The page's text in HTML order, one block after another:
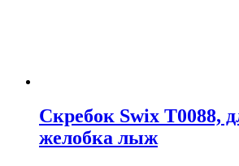
Скребок Swix T0088,
желобка лыж